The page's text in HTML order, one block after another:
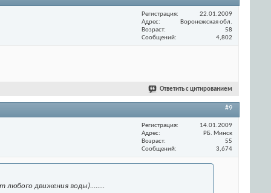
Регистрация
22.01.2009
Адрес
Воронежская обл.
Возраст
58
Сообщений
4,802
Ответить с цитированием
#9
Регистрация
14.01.2009
Адрес
РБ. Минск
Возраст
55
Сообщений
3,674
движения воды)........